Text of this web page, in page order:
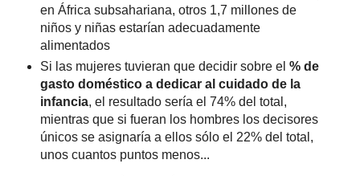
en África subsahariana, otros 1,7 millones de
niños y niñas estarían adecuadamente
alimentados
Si las mujeres tuvieran que decidir sobre el % de
gasto doméstico a dedicar al cuidado de la
infancia, el resultado sería el 74% del total,
mientras que si fueran los hombres los decisores
únicos se asignaría a ellos sólo el 22% del total,
unos cuantos puntos menos...